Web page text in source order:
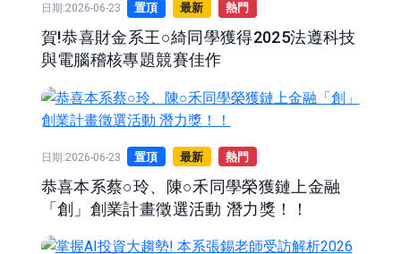
日期:2026-06-23 置頂 最新 熱門
賀!恭喜財金系王○綺同學獲得2025法遵科技
與電腦稽核專題競賽佳作
日期:2026-06-23 置頂 最新 熱門
恭喜本系蔡○玲、陳○禾同學榮獲鏈上金融
「創」創業計畫徵選活動 潛力獎！！